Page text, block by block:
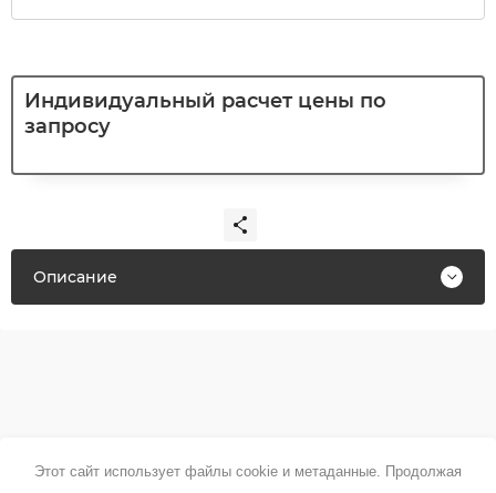
Индивидуальный расчет цены по
запросу
Описание
Этот сайт использует файлы cookie и метаданные. Продолжая